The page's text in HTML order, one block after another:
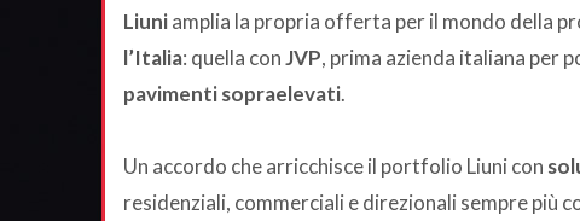
Liuniamplia la propria offerta per il mondo della
l’Italia: quella conJVP, prima azienda italiana per
pavimenti sopraelevati.
Un accordo che arricchisce il portfolio Liuni con
residenziali, commerciali e direzionali sempre più